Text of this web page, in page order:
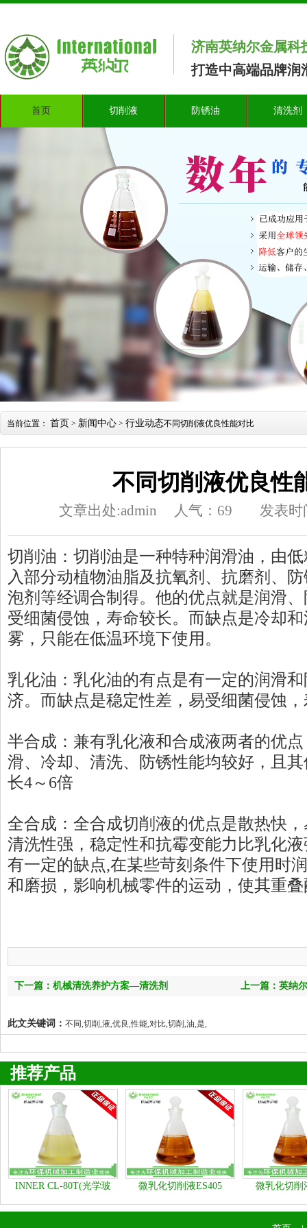
济南英纳尔金属科
打造中高端品牌润
首页 切削液 防锈油 清洗剂
当前位置： 首页 > 新闻中心 > 行业动态不同切削液优良性能对比
不同切削液优良性
文章出处:admin 人气： 69 发表时
切削油：切削油是一种特种润滑油，由
入部分动植物油脂及抗氧剂、抗磨剂、
泡剂等经调合制得。他的优点就是润滑
受细菌侵蚀，寿命较长。而缺点是冷却
雾，只能在低温环境下使用。
乳化油：乳化油的有点是有一定的润滑
济。而缺点是稳定性差，易受细菌侵蚀
半合成：兼有乳化液和合成液两者的优
滑、冷却、清洗、防锈性能均较好，且
长4～6倍
全合成：全合成切削液的优点是散热快
清洗性强，稳定性和抗霉变能力比乳化
有一定的缺点,在某些苛刻条件下使用时
和磨损，影响机械零件的运动，使其重
上一篇：英纳
下一篇：机械清洗养护方案—清洗剂
此文关键词： 不同,切削,液,优良,性能,对比,切削,油,是,
推荐产品
INNER CL-80T(光学玻
微乳化切削液ES405 微乳化切削